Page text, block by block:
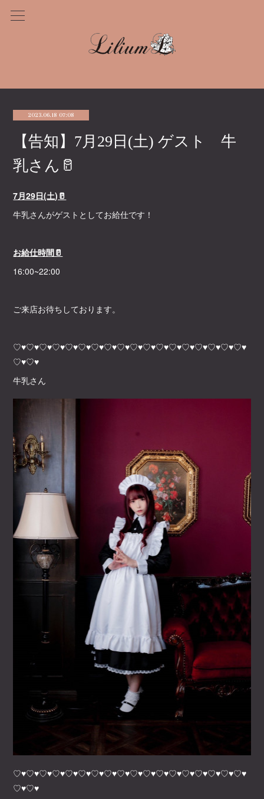
2023.06.18 07:08
【告知】7月29日(土) ゲスト 牛
乳さん🥛
7月29日(土)🥛
牛乳さんがゲストとしてお給仕です！
お給仕時間🥛
16:00~22:00
ご来店お待ちしております。
♡♥♡♥♡♥♡♥♡♥♡♥♡♥♡♥♡♥♡♥♡♥♡♥♡♥♡♥♡♥♡♥♡♥♡♥
♡♥♡♥
牛乳さん
♡♥♡♥♡♥♡♥♡♥♡♥♡♥♡♥♡♥♡♥♡♥♡♥♡♥♡♥♡♥♡♥♡♥♡♥
♡♥♡♥